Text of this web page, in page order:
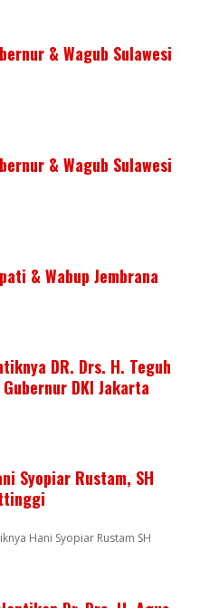
& Wagub Sulawesi
& Wagub Sulawesi
& Wabup Jembrana
DR. Drs. H. Teguh
DKI Jakarta
Syopiar Rustam, SH
Hani Syopiar Rustam SH